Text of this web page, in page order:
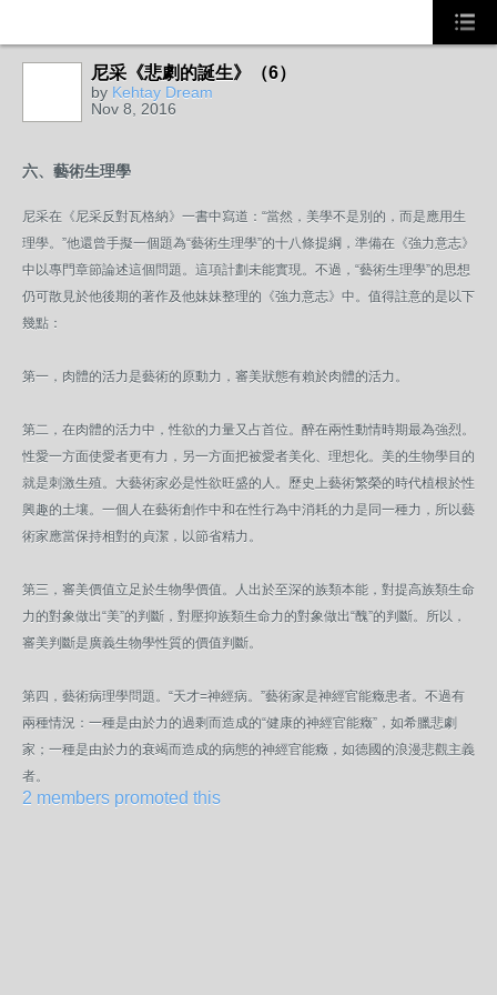
尼采《悲劇的誕生》（6）
by Kehtay Dream
Nov 8, 2016
六、藝術生理學
尼采在《尼采反對瓦格納》一書中寫道：“當然，美學不是別的，而是應用生
理學。”他還曾手擬一個題為“藝術生理學”的十八條提綱，準備在《強力意志》
中以專門章節論述這個問題。這項計劃未能實現。不過，“藝術生理學”的思想
仍可散見於他後期的著作及他妹妹整理的《強力意志》中。值得註意的是以下
幾點：
第一，肉體的活力是藝術的原動力，審美狀態有賴於肉體的活力。
第二，在肉體的活力中，性欲的力量又占首位。醉在兩性動情時期最為強烈。
性愛一方面使愛者更有力，另一方面把被愛者美化、理想化。美的生物學目的
就是刺激生殖。大藝術家必是性欲旺盛的人。歷史上藝術繁榮的時代植根於性
興趣的土壤。一個人在藝術創作中和在性行為中消耗的力是同一種力，所以藝
術家應當保持相對的貞潔，以節省精力。
第三，審美價值立足於生物學價值。人出於至深的族類本能，對提高族類生命
力的對象做出“美”的判斷，對壓抑族類生命力的對象做出“醜”的判斷。所以，
審美判斷是廣義生物學性質的價值判斷。
第四，藝術病理學問題。“天才=神經病。”藝術家是神經官能癥患者。不過有
兩種情況：一種是由於力的過剩而造成的“健康的神經官能癥”，如希臘悲劇
家；一種是由於力的衰竭而造成的病態的神經官能癥，如德國的浪漫悲觀主義
者。
2 members promoted this